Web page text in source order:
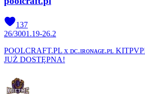
137
26/3001.19-26.2
POOLCRAFT.PL x ᴅᴄ.ɪʀᴏɴᴀɢᴇ.ᴘʟ
JUŻ DOSTĘPNA!